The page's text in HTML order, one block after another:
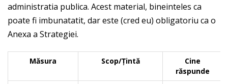
administratia publica. Acest material, bineinteles ca
poate fi imbunatatit, dar este (cred eu) obligatoriu ca o
Anexa a Strategiei.
Măsura Scop/Ţintă
Cine
răspunde